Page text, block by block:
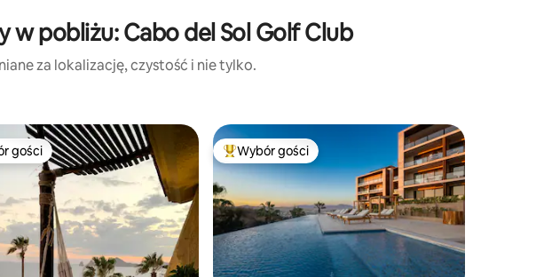
pobliżu: Cabo del Sol Golf Club
za lokalizację, czystość i nie tylko.
z kategorii Wybór gości
gości Najpopularniejsze z kategorii Wybór gości
Wybór gości